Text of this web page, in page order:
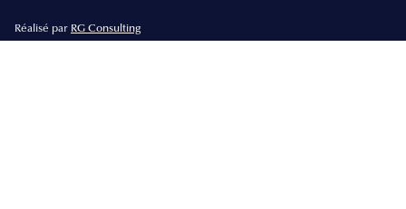
Réalisé par RG Consulting